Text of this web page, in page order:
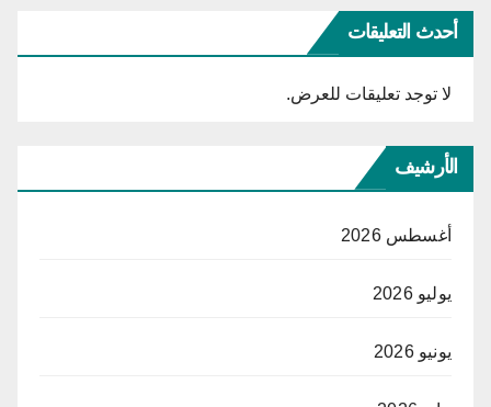
أحدث التعليقات
لا توجد تعليقات للعرض.
الأرشيف
أغسطس 2026
يوليو 2026
يونيو 2026